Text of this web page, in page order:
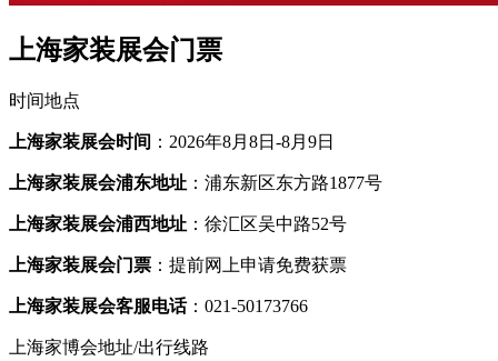
上海家装展会门票
时间地点
上海家装展会时间 ：2026年8月8日-8月9日
上海家装展会浦东地址 ：浦东新区东方路1877号
上海家装展会浦西地址 ：徐汇区吴中路52号
上海家装展会门票 ：提前网上申请免费获票
上海家装展会客服电话：021-50173766
上海家博会地址/出行线路